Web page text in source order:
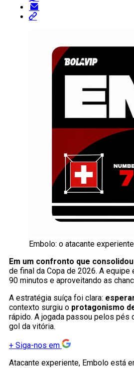
Embolo: o atacante
Em um confronto que
de final da Copa de 2026. A
90 minutos e aproveitando as
A estratégia suíça foi clara:
contexto surgiu o protagonismo
rápido. A jogada passou pelos pés
gol da vitória.
+ Siga-nos em
Atacante experiente, Embolo está